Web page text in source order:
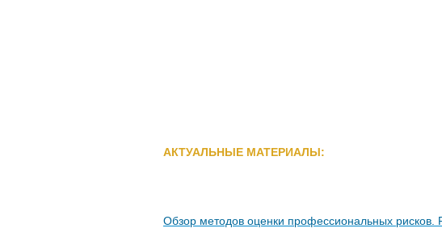
АКТУАЛЬНЫЕ МАТЕРИАЛЫ:
Обзор методов оценки профессиональных